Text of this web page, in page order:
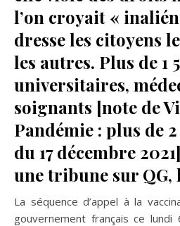
l’on croyait «
dresse les citoyens
les autres. Plus de 1
universitaires,
soignants [note de
Pandémie : plus de
du 17 décembre
une tribune sur QG,
La séquence d’appel à la vaccination des enfants par le
gouvernement français ce